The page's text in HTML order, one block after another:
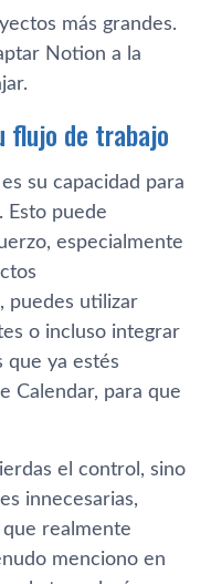
más grandes.
Notion a la
de trabajo
su capacidad para
Esto puede
especialmente
puedes utilizar
o incluso integrar
que ya estés
Calendar, para que
el control, sino
innecesarias,
realmente
menciono en